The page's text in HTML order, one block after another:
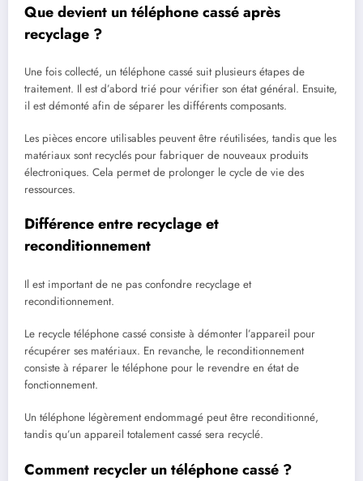
Que devient un téléphone cassé après
recyclage ?
Une fois collecté, un téléphone cassé suit plusieurs étapes de
traitement. Il est d’abord trié pour vérifier son état général. Ensuite,
il est démonté afin de séparer les différents composants.
Les pièces encore utilisables peuvent être réutilisées, tandis que les
matériaux sont recyclés pour fabriquer de nouveaux produits
électroniques. Cela permet de prolonger le cycle de vie des
ressources.
Différence entre recyclage et
reconditionnement
Il est important de ne pas confondre recyclage et
reconditionnement.
Le recycle téléphone cassé consiste à démonter l’appareil pour
récupérer ses matériaux. En revanche, le reconditionnement
consiste à réparer le téléphone pour le revendre en état de
fonctionnement.
Un téléphone légèrement endommagé peut être reconditionné,
tandis qu’un appareil totalement cassé sera recyclé.
Comment recycler un téléphone cassé ?